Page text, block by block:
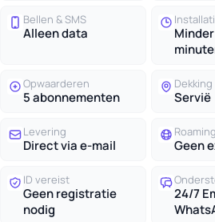
Bellen & SMS
Alleen data
Opwaarderen
5 abonnementen
Dekking
Servië
Levering
Direct via e-mail Geen
ID vereist
Geen registratie
nodig
24/7